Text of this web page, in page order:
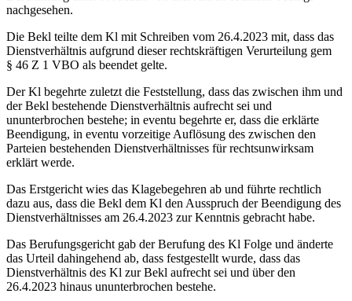
nachgesehen.
Die Bekl teilte dem Kl mit Schreiben vom 26.4.2023 mit, dass das
Dienstverhältnis aufgrund dieser rechtskräftigen Verurteilung gem
§ 46 Z 1 VBO als beendet gelte.
Der Kl begehrte zuletzt die Feststellung, dass das zwischen ihm und
der Bekl bestehende Dienstverhältnis aufrecht sei und
ununterbrochen bestehe; in eventu begehrte er, dass die erklärte
Beendigung, in eventu vorzeitige Auflösung des zwischen den
Parteien bestehenden Dienstverhältnisses für rechtsunwirksam
erklärt werde.
Das Erstgericht wies das Klagebegehren ab und führte rechtlich
dazu aus, dass die Bekl dem Kl den Ausspruch der Beendigung des
Dienstverhältnisses am 26.4.2023 zur Kenntnis gebracht habe.
Das Berufungsgericht gab der Berufung des Kl Folge und änderte
das Urteil dahingehend ab, dass festgestellt wurde, dass das
Dienstverhältnis des Kl zur Bekl aufrecht sei und über den
26.4.2023 hinaus ununterbrochen bestehe.